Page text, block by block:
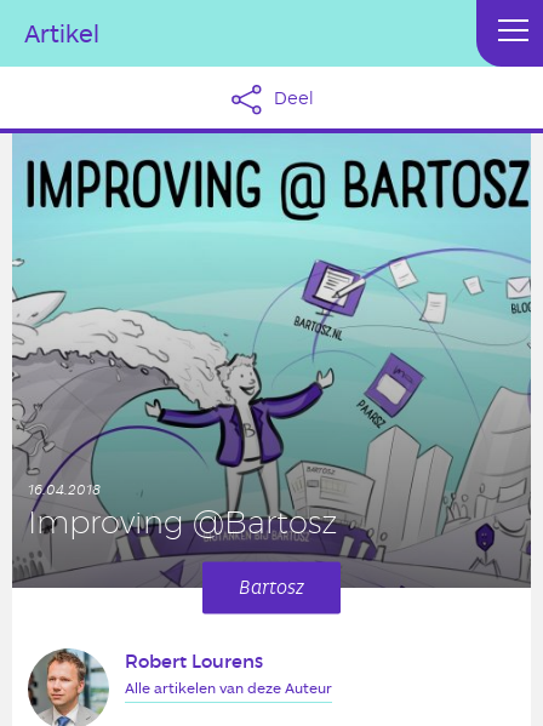
Artikel
Deel
Im­pro­ving @Bartosz
16.04.2018
Bartosz
Robert Lourens
Alle artikelen van deze Auteur